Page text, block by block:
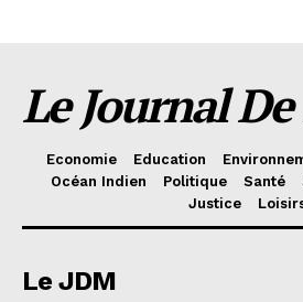
Le Journal
Economie Education
Océan Indien
Politique Santé
Justice
Le JDM